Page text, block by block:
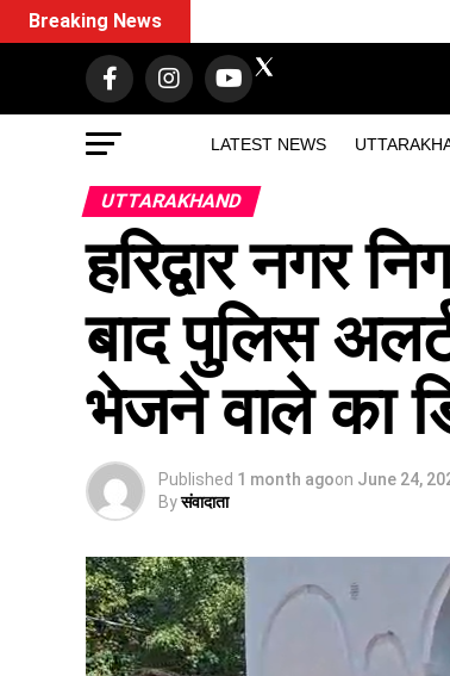
LATEST NEWS
Breaking News
UTTARAKHAND
हरिद्वार नगर
बाद पुलिस
भेजने वाले का
Published 1 month agoon June 24,
Byसंवादाता